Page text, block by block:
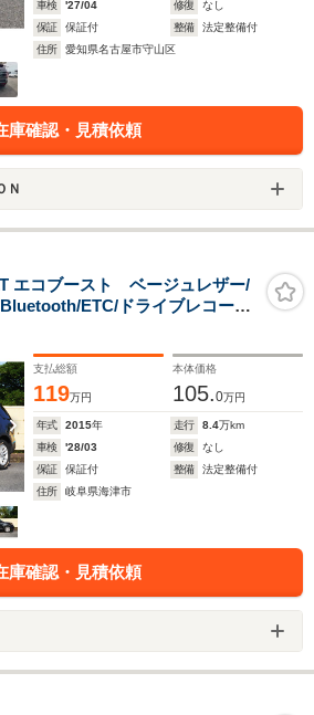
車検
'27/04 修復
なし
保証
保証付 整備
法定整備付
住所
愛知県名古屋市守山区
庫確認・見積依頼
Ｎ
エコブースト ベージュレザー/
ETC/ドライブレコーダ
ーズコントロール/キーレスエン
支払総額
119万円
本体価格
105.0万円
年式 2015年 走行 8.4万km
車検
'28/03 修復
なし
保証
保証付 整備
法定整備付
住所
岐阜県海津市
庫確認・見積依頼